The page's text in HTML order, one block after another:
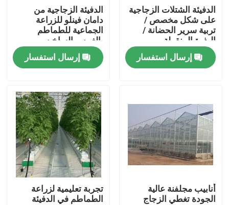
معلومات عنا
جولة في المعمل
رقابة جودة
اطلب اقتباس
مستودع الهيكل الصلب
ورشة الهياكل الفولاذية
هيكل فولاذي خفيف الوزن
الدفيئة الشتلات الزجاجية
على شكل مخصص /
تربية سرير الحضانة /
البذرة المنقولة
إرسال استفسار
الدفيئة الزجاجية من
دامان فينلو للزراعة
الجماعية للطماطم
بالغمس الساخن
المجلفن
إرسال استفسار
أنابيب مجلفنة عالية
الجودة تغطي الزجاج
تجربة تعليمية لزراعة
الطماطم في الدفيئة